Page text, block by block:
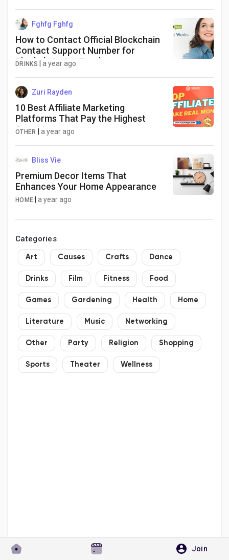
Join
Fghfg Fghfg
How to Contact Official Blockchain
Contact Support Number for
Blockchain Get Ready
DRINKS | a year ago
Zuri Rayden
10 Best Affiliate Marketing
Platforms That Pay the Highest
Commission
OTHER | a year ago
Bliss Vie
Premium Decor Items That
Enhances Your Home Appearance
HOME |a year ago
Categories
Art Causes Crafts Dance
Drinks Film Fitness Food
Games Gardening Health Home
Literature Music Networking
Other Party Religion Shopping
Sports Theater Wellness